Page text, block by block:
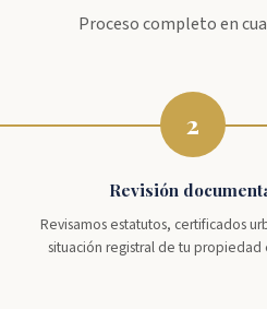
Proceso completo en
2
Revisión
Revisamos estatutos, certificados
situación registral de tu propiedad